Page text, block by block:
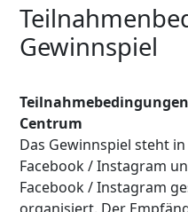
Gewinnspiel
Centrum
Das Gewinnspiel steht
Facebook / Instagram
Facebook / Instagram